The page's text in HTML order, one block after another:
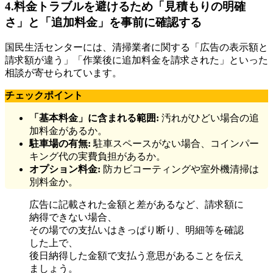
4.料金トラブルを避けるため「見積もりの明確
さ」と「追加料金」を事前に確認する
国民生活センターには、清掃業者に関する「広告の表示額と
請求額が違う」「作業後に追加料金を請求された」といった
相談が寄せられています。
チェックポイント
「基本料金」に含まれる範囲: 汚れがひどい場合の追
加料金があるか。
駐車場の有無: 駐車スペースがない場合、コインパー
キング代の実費負担があるか。
オプション料金: 防カビコーティングや室外機清掃は
別料金か。
広告に記載された金額と差があるなど、請求額に
納得できない場合、
その場での支払いはきっぱり断り、明細等を確認
した上で、
後日納得した金額で支払う意思があることを伝え
ましょう。